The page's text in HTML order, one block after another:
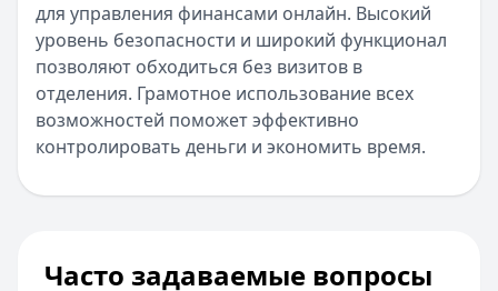
для управления финансами онлайн. Высокий
уровень безопасности и широкий функционал
позволяют обходиться без визитов в
отделения. Грамотное использование всех
возможностей поможет эффективно
контролировать деньги и экономить время.
Часто задаваемые вопросы